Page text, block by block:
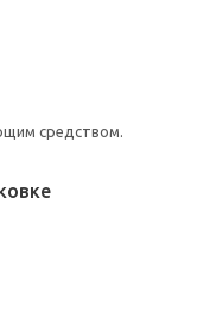
средством.